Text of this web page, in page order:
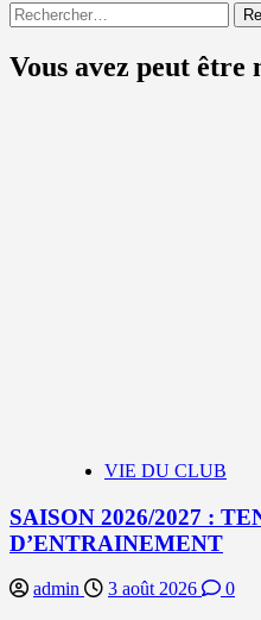
Rechercher :
Vous avez peut
VIE DU CLUB
SAISON 2026/2027 :
D’ENTRAINEMENT
admin 3 août 2026 0